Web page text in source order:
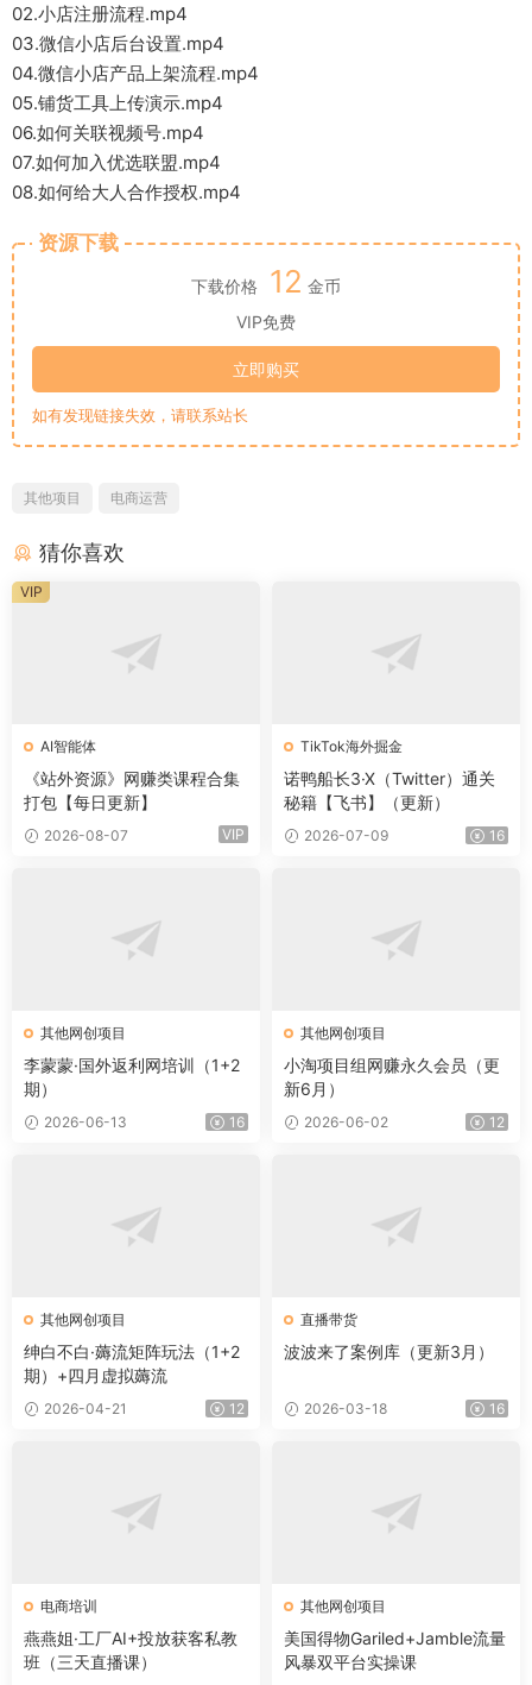
02.小店注册流程.mp4
03.微信小店后台设置.mp4
04.微信小店产品上架流程.mp4
05.铺货工具上传演示.mp4
06.如何关联视频号.mp4
07.如何加入优选联盟.mp4
08.如何给大人合作授权.mp4
资源下载
下载价格 12 金币
VIP免费
立即购买
如有发现链接失效，请联系站长
其他项目 电商运营
猜你喜欢
AI智能体
《站外资源》网赚类课程合集
打包【每日更新】
2026-08-07 VIP
VIP
TikTok海外掘金
诺鸭船长3·X（Twitter）通关
秘籍【飞书】（更新）
2026-07-09 16
其他网创项目
李蒙蒙·国外返利网培训（1+2
期）
2026-06-13 16
其他网创项目
小淘项目组网赚永久会员（更
新6月）
2026-06-02 12
其他网创项目
绅白不白·薅流矩阵玩法（1+2
期）+四月虚拟薅流
2026-04-21 12
直播带货
波波来了案例库（更新3月）
2026-03-18 16
电商培训
燕燕姐·工厂AI+投放获客私教
班（三天直播课）
其他网创项目
美国得物Gariled+Jamble流量
风暴双平台实操课